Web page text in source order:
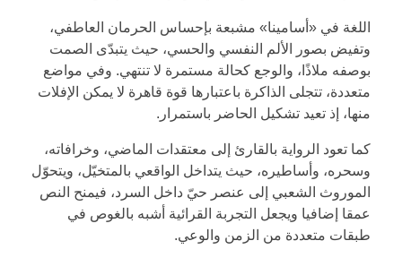
اللغة في «أسامينا» مشبعة بإحساس الحرمان العاطفي،
وتفيض بصور الألم النفسي والحسي، حيث يتبدّى الصمت
بوصفه ملاذًا، والوجع كحالة مستمرة لا تنتهي. وفي مواضع
متعددة، تتجلى الذاكرة باعتبارها قوة قاهرة لا يمكن الإفلات
منها، إذ تعيد تشكيل الحاضر باستمرار.
كما تعود الرواية بالقارئ إلى معتقدات الماضي، وخرافاته،
وسحره، وأساطيره، حيث يتداخل الواقعي بالمتخيّل، ويتحوّل
الموروث الشعبي إلى عنصر حيّ داخل السرد، فيمنح النص
عمقا إضافيا ويجعل التجربة القرائية أشبه بالغوص في
طبقات متعددة من الزمن والوعي.